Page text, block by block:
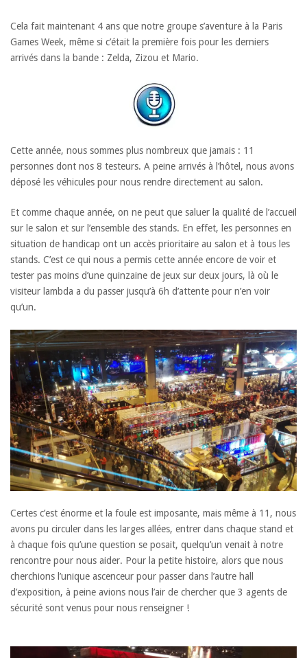
Cela fait maintenant 4 ans que notre groupe s’aventure à la Paris
Games Week, même si c’était la première fois pour les derniers
arrivés dans la bande : Zelda, Zizou et Mario.
Cette année, nous sommes plus nombreux que jamais : 11
personnes dont nos 8 testeurs. A peine arrivés à l’hôtel, nous avons
déposé les véhicules pour nous rendre directement au salon.
Et comme chaque année, on ne peut que saluer la qualité de l’accueil
sur le salon et sur l’ensemble des stands. En effet, les personnes en
situation de handicap ont un accès prioritaire au salon et à tous les
stands. C’est ce qui nous a permis cette année encore de voir et
tester pas moins d’une quinzaine de jeux sur deux jours, là où le
visiteur lambda a du passer jusqu’à 6h d’attente pour n’en voir
qu’un.
Certes c’est énorme et la foule est imposante, mais même à 11, nous
avons pu circuler dans les larges allées, entrer dans chaque stand et
à chaque fois qu’une question se posait, quelqu’un venait à notre
rencontre pour nous aider. Pour la petite histoire, alors que nous
cherchions l’unique ascenceur pour passer dans l’autre hall
d’exposition, à peine avions nous l’air de chercher que 3 agents de
sécurité sont venus pour nous renseigner !